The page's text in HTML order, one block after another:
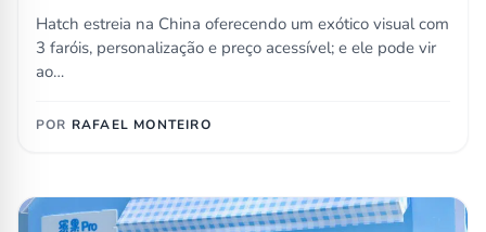
Hatch estreia na China oferecendo um exótico visual com
3 faróis, personalização e preço acessível; e ele pode vir
ao…
POR RAFAEL MONTEIRO